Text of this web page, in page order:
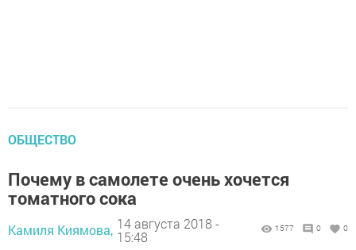
ОБЩЕСТВО
Почему в самолете очень хочется
томатного сока
Камиля Киямова, 14 августа 2018 -
15:48
1577 0 0